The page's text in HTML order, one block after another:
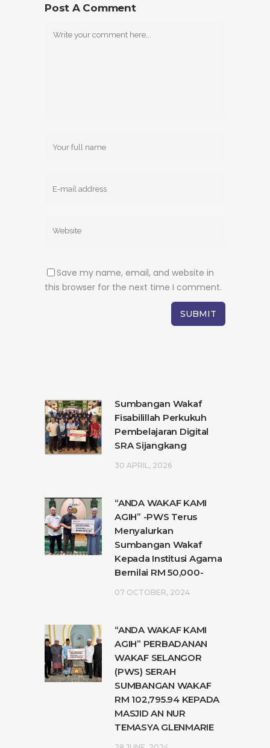
Post A Comment
Save my name, email, and website in
this browser for the next time I comment.
Sumbangan Wakaf
Fisabilillah Perkukuh
Pembelajaran Digital
SRA Sijangkang
30 APRIL, 2026
“ANDA WAKAF KAMI
AGIH” -PWS Terus
Menyalurkan
Sumbangan Wakaf
Kepada Institusi Agama
Bernilai RM 50,000-
07 OCTOBER, 2024
“ANDA WAKAF KAMI
AGIH” PERBADANAN
WAKAF SELANGOR
(PWS) SERAH
SUMBANGAN WAKAF
RM 102,795.94 KEPADA
MASJID AN NUR
TEMASYA GLENMARIE